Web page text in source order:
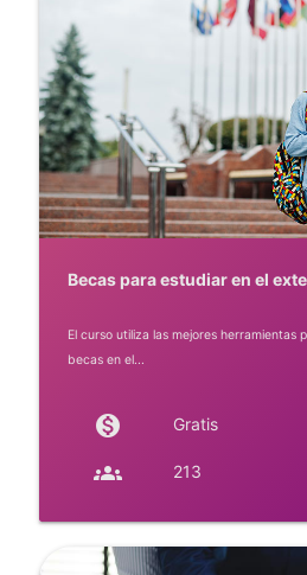
Becas para estudiar en el
El curso utiliza las mejores herramientas
becas en el...
monetization_on Gratis
groups 213